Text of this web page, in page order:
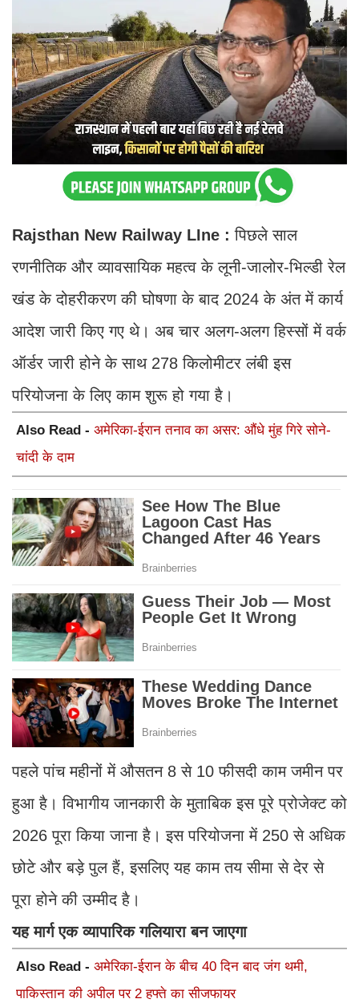
Rajsthan New Railway LIne : पिछले साल
रणनीतिक और व्यावसायिक महत्व के लूनी-जालोर-भिल्डी रेल
खंड के दोहरीकरण की घोषणा के बाद 2024 के अंत में कार्य
आदेश जारी किए गए थे। अब चार अलग-अलग हिस्सों में वर्क
ऑर्डर जारी होने के साथ 278 किलोमीटर लंबी इस
परियोजना के लिए काम शुरू हो गया है।
Also Read - अमेरिका-ईरान तनाव का असर: औंधे मुंह गिरे सोने-
चांदी के दाम
पहले पांच महीनों में औसतन 8 से 10 फीसदी काम जमीन पर
हुआ है। विभागीय जानकारी के मुताबिक इस पूरे प्रोजेक्ट को
2026 पूरा किया जाना है। इस परियोजना में 250 से अधिक
छोटे और बड़े पुल हैं, इसलिए यह काम तय सीमा से देर से
पूरा होने की उम्मीद है।
यह मार्ग एक व्यापारिक गलियारा बन जाएगा
Also Read - अमेरिका-ईरान के बीच 40 दिन बाद जंग थमी,
पाकिस्तान की अपील पर 2 हफ्ते का सीजफायर